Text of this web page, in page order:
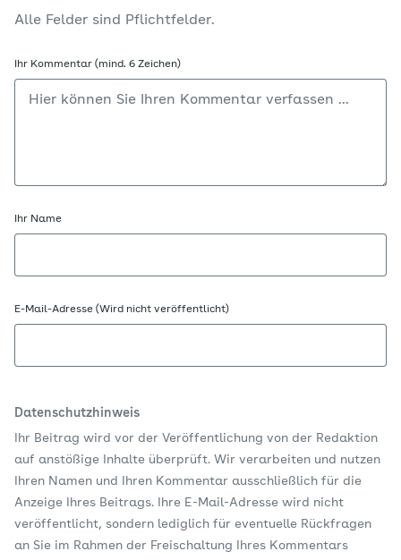
Alle Felder sind Pflichtfelder.
Ihr Kommentar (mind. 6 Zeichen)
Ihr Name
E-Mail-Adresse (Wird nicht veröffentlicht)
Datenschutzhinweis
Ihr Beitrag wird vor der Veröffentlichung von der Redaktion
auf anstößige Inhalte überprüft. Wir verarbeiten und nutzen
Ihren Namen und Ihren Kommentar ausschließlich für die
Anzeige Ihres Beitrags. Ihre E-Mail-Adresse wird nicht
veröffentlicht, sondern lediglich für eventuelle Rückfragen
an Sie im Rahmen der Freischaltung Ihres Kommentars